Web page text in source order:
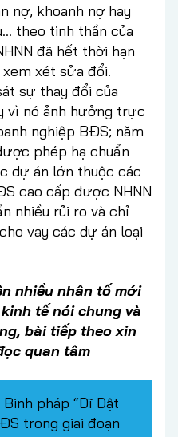
khoanh nợ hay
theo tinh thần của
đã hết thời hạn
xét sửa đổi.
sự thay đổi của
vì nó ảnh hưởng trực
nghiệp BĐS; năm
phép hạ chuẩn
dự án lớn thuộc các
cao cấp được NHNN
nhiều rủi ro và chỉ
vay các dự án loại
nhiều nhân tố mới
tế nói chung và
bài tiếp theo xin
quan tâm
pháp “Dĩ Dật
trong giai đoạn